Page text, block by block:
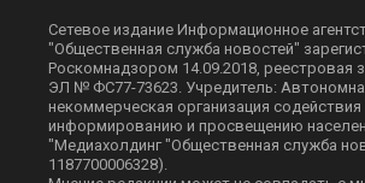
Сетевое издание Информационное
"Общественная служба новостей"
Роскомнадзором 14.09.2018, реестровая
ЭЛ № ФС77-73623. Учредитель:
некоммерческая организация содействия
информированию и просвещению
"Медиахолдинг "Общественная служба
1187700006328).